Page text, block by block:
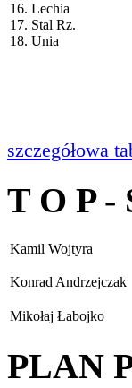
16. Lechia
17. Stal Rz.
18. Unia
szczegółowa
T O P
Kamil Wojtyra
Konrad Andrzejczak
Mikołaj Łabojko
PLAN